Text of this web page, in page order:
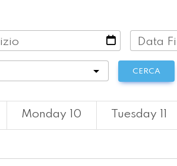
Data
CERCA
Monday 10 Tuesday 11